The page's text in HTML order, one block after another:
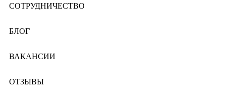
СОТРУДНИЧЕСТВО
БЛОГ
ВАКАНСИИ
ОТЗЫВЫ